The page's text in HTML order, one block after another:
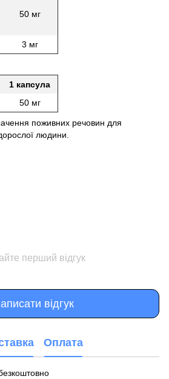
50 мг
3 мг
1 капсула
50 мг
поживних речовин для
людини.
перший відгук
відгук
Оплата